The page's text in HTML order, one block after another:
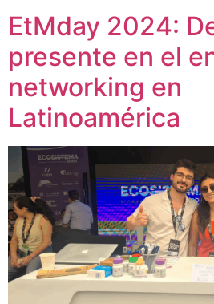
EtMday 2024:
presente en el
networking en
Latinoamérica